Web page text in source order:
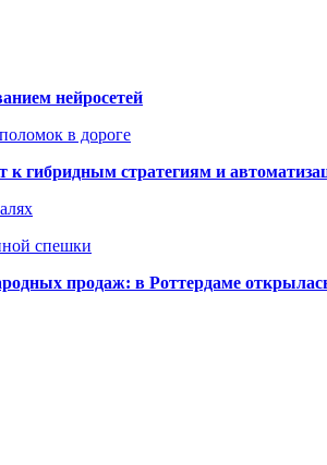
нейросетей
в дороге
к гибридным стратегиям и
спешки
продаж: в Роттердаме